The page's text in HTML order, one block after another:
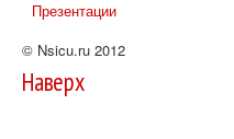
Презентации
© Nsicu.ru 2012
Наверх